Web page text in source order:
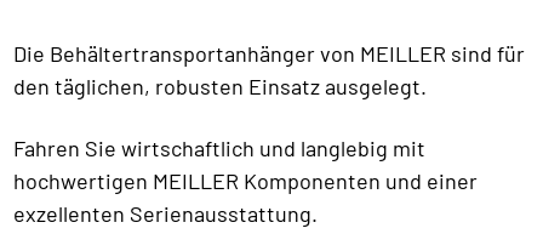
Die Behältertransportanhänger von MEILLER sind für
den täglichen, robusten Einsatz ausgelegt.
Fahren Sie wirtschaftlich und langlebig mit
hochwertigen MEILLER Komponenten und einer
exzellenten Serienausstattung.